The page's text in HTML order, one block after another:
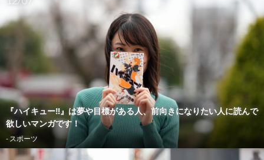
『ハイキュー‼︎』は夢や目標がある人、前向きになりたい人に読んで
欲しいマンガです！
- スポーツ